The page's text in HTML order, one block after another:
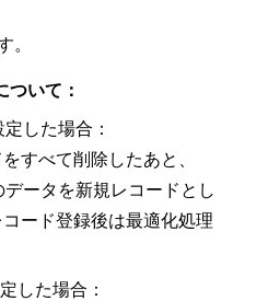
。
ついて：
した場合：
すべて削除したあと、
ータを新規レコードとし
ード登録後は最適化処理
した場合：